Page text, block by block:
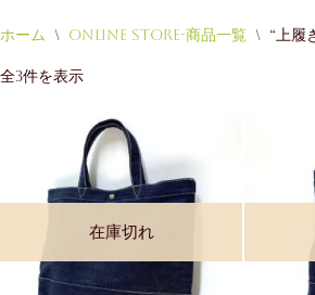
ン
ッ
ホーム \ Online Store-商品一覧 \ “上履
全3件を表示
在庫切れ